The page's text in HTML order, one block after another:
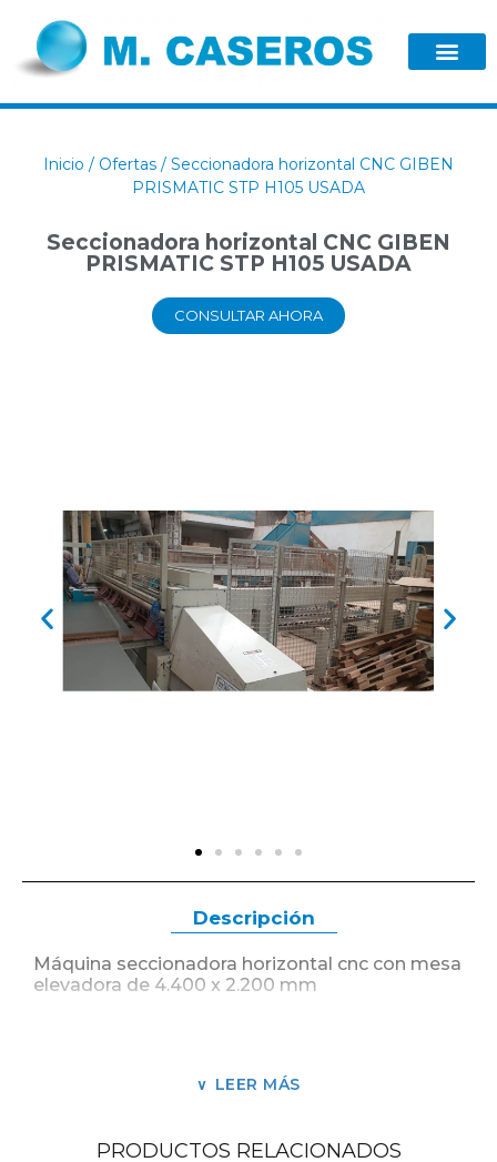
Inicio / Ofertas / Seccionadora horizontal CNC GIBEN
PRISMATIC STP H105 USADA
Seccionadora horizontal CNC GIBEN
PRISMATIC STP H105 USADA
CONSULTAR AHORA
Descripción
Máquina seccionadora horizontal cnc con mesa
elevadora de 4.400 x 2.200 mm
Largo útil de corte 4.400 mm
LEER MÁS
PRODUCTOS RELACIONADOS